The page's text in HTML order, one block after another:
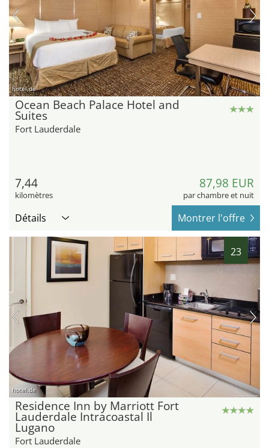
hotel.de
Ocean Beach Palace Hotel and
Suites
Fort Lauderdale
7,44
kilomètres
87,98 EUR
par chambre et nuit
Détails Montrer l'offre
23
hotel.de
Residence Inn by Marriott Fort
Lauderdale Intracoastal Il
Lugano
Fort Lauderdale